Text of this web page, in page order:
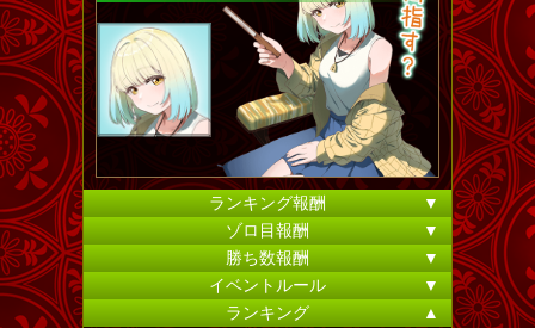
ランキング報酬
▼
ゾロ目報酬
▼
勝ち数報酬
▼
イベントルール
▼
ランキング
▲